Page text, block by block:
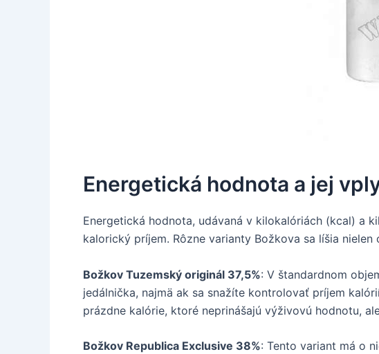
Energetická hodnota a jej
Energetická hodnota, udávaná v kilokalóriách (kcal) a
kalorický príjem. Rôzne varianty Božkova sa líšia
Božkov Tuzemský originál 37,5%: V štandardnom
jedálnička, najmä ak sa snažíte kontrolovať príjem
prázdne kalórie, ktoré neprinášajú výživovú hodnotu,
Božkov Republica Exclusive 38%: Tento variant má o